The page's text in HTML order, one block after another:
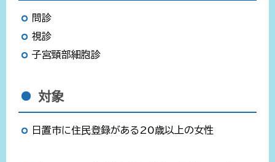
問診
視診
子宮頸部細胞診
対象
日置市に住民登録がある20歳以上の女性